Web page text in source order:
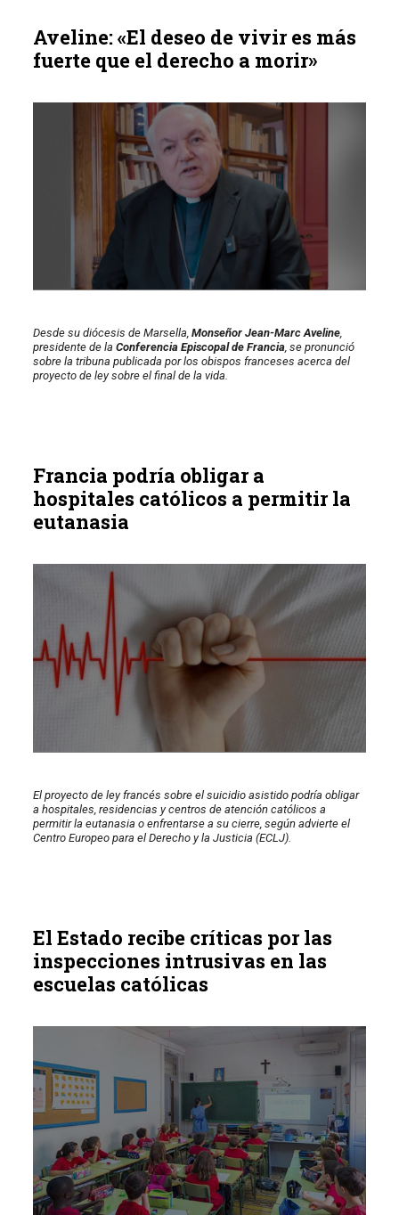
Aveline: «El deseo de vivir es más
fuerte que el derecho a morir»
Desde su diócesis de Marsella, Monseñor Jean-Marc Aveline,
presidente de la Conferencia Episcopal de Francia, se pronunció
sobre la tribuna publicada por los obispos franceses acerca del
proyecto de ley sobre el final de la vida.
Francia podría obligar a
hospitales católicos a permitir la
eutanasia
El proyecto de ley francés sobre el suicidio asistido podría obligar
a hospitales, residencias y centros de atención católicos a
permitir la eutanasia o enfrentarse a su cierre, según advierte el
Centro Europeo para el Derecho y la Justicia (ECLJ).
El Estado recibe críticas por las
inspecciones intrusivas en las
escuelas católicas